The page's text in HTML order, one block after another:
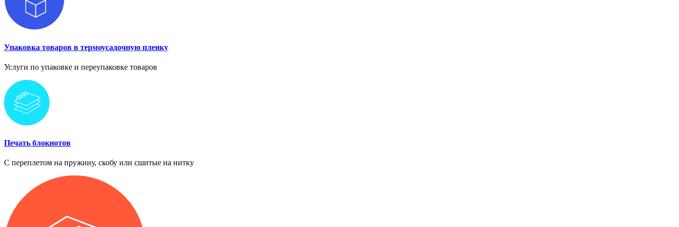
Упаковка товаров в термоусадочную пленку
Услуги по упаковке и переупаковке товаров
Печать блокнотов
С переплетом на пружину, скобу или сшитые на нитку